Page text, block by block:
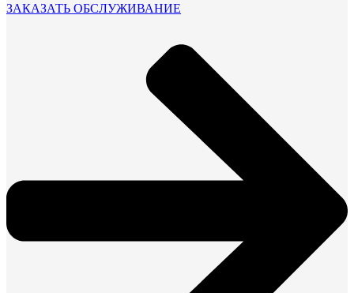
ЗАКАЗАТЬ ОБСЛУЖИВАНИЕ